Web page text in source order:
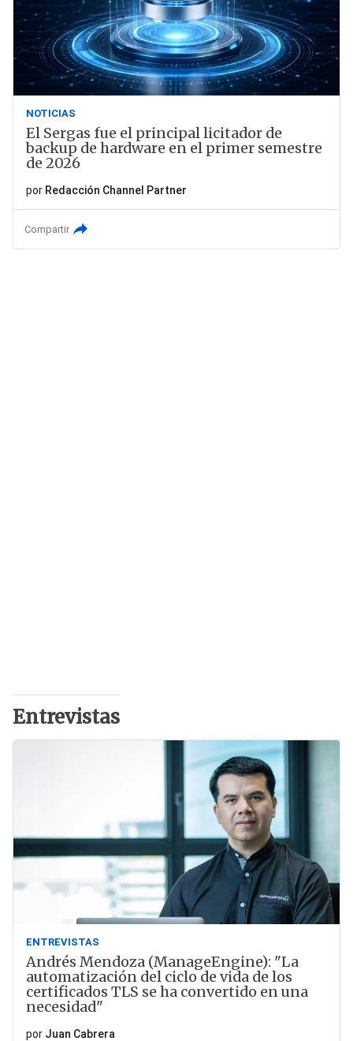
NOTICIAS
El Sergas fue el principal licitador de
backup de hardware en el primer semestre
de 2026
por Redacción Channel Partner
Compartir
Entrevistas
ENTREVISTAS
Andrés Mendoza (ManageEngine): "La
automatización del ciclo de vida de los
certificados TLS se ha convertido en una
necesidad"
por Juan Cabrera